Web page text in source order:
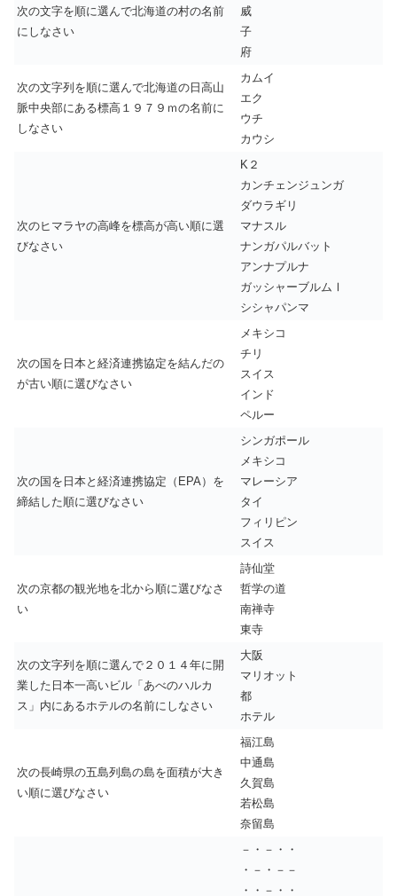
次の文字を順に選んで北海道の村の名前
にしなさい
威
子
府
次の文字列を順に選んで北海道の日高山
脈中央部にある標高１９７９ｍの名前に
しなさい
カムイ
エク
ウチ
カウシ
次のヒマラヤの高峰を標高が高い順に選
びなさい
K２
カンチェンジュンガ
ダウラギリ
マナスル
ナンガパルバット
アンナプルナ
ガッシャーブルムⅠ
シシャパンマ
次の国を日本と経済連携協定を結んだの
が古い順に選びなさい
メキシコ
チリ
スイス
インド
ペルー
次の国を日本と経済連携協定（EPA）を
締結した順に選びなさい
シンガポール
メキシコ
マレーシア
タイ
フィリピン
スイス
次の京都の観光地を北から順に選びなさ
い
詩仙堂
哲学の道
南禅寺
東寺
次の文字列を順に選んで２０１４年に開
業した日本一高いビル「あべのハルカ
ス」内にあるホテルの名前にしなさい
大阪
マリオット
都
ホテル
次の長崎県の五島列島の島を面積が大き
い順に選びなさい
福江島
中通島
久賀島
若松島
奈留島
－・－・・
・－・－－
・・－・・